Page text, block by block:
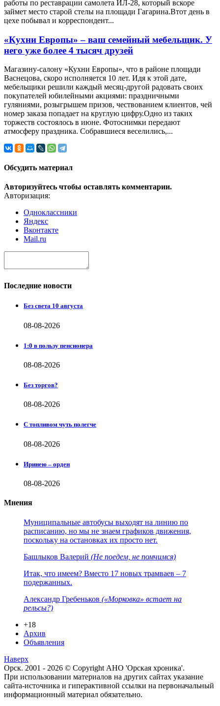
работы по реставрации самолета ИЛ-28, который вскоре
займет место старой стелы на площади Гагарина.Втот день в
цехе побывал и корреспондент...
«Кухни Европы» – ваш семейный мебельщик. У
него уже более 4 тысяч друзей
Магазину-салону «Кухни Европы», что в районе площади
Васнецова, скоро исполняется 10 лет. Идя к этой дате,
мебельщики решили каждый месяц-другой радовать своих
покупателей юбилейными акциями: праздничными
гуляниями, розыгрышем призов, чествованием клиентов, чей
номер заказа попадает на круглую цифру.Одно из таких
торжеств состоялось в июне. Фотоснимки передают
атмосферу праздника. Собравшиеся веселились,...
Обсудить материал
Авторизуйтесь чтобы оставлять комментарии.
Авторизация:
Одноклассники
Яндекс
Вконтакте
Mail.ru
Последние новости
Без света 10 августа
08-08-2026
1:0 в пользу пенсионера
08-08-2026
Без торгов?
08-08-2026
С топливом чуть полегче
08-08-2026
Иринею – орден
08-08-2026
Мнения
Муниципальные автобусы выходят на линию по
расписанию, но мы не знаем графиков движения,
поскольку на остановках их просто нет.
Башлыков Валерий (Не поедем, не помчимся)
Итак, что имеем? Вместо 17 новых трамваев – 7
подержанных.
Александр Гребеньков («Морковка» встает на
рельсы?)
+18
Архив
Объявления
Наверх
Орск. 2001 - 2026 © Copyright АНО 'Орская хроника'.
При использовании материалов на других сайтах указание
сайта-источника и гиперактивной ссылки на первоначальный
информационный материал обязательно.